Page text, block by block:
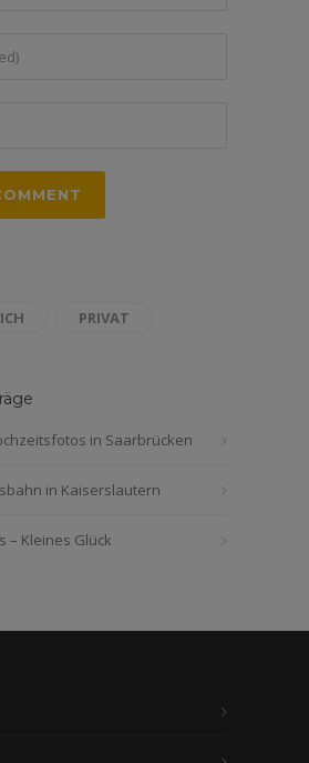
PRIVAT
in Saarbrücken
in Kaiserslautern
– Kleines Glück